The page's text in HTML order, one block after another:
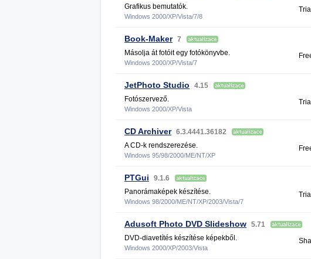
Grafikus bemutatók.
Windows 2000/XP/Vista/7/8
Trial
Book-Maker 7
Másolja át fotóit egy fotókönyvbe.
Windows 2000/XP/Vista/7
JetPhoto Studio
4.15
Fotószervező.
Windows 2000/XP/Vista
Trial
CD Archiver 6.3.4441.36182
A CD-k rendszerezése.
Windows 95/98/2000/ME/NT/XP
PTGui
9.1.6
Panorámaképek készítése.
Windows 98/2000/ME/NT/XP/2003/Vista/7
Trial
Adusoft Photo DVD Slideshow 5.71
DVD-diavetítés készítése képekből.
Windows 2000/XP/2003/Vista